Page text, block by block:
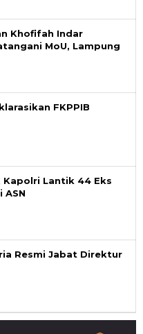
Khofifah Indar
MoU, Lampung
FKPPIB
Kapolri Lantik 44 Eks
ASN
Resmi Jabat Direktur